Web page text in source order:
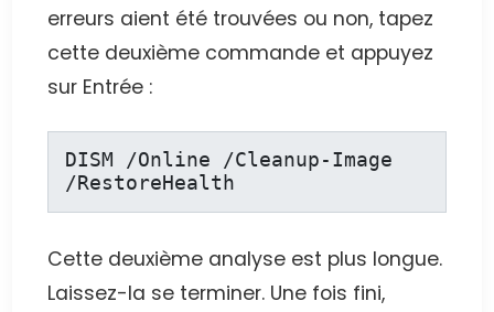
erreurs aient été trouvées ou non, tapez
cette deuxième commande et appuyez
sur Entrée :
DISM /Online /Cleanup-Image
/RestoreHealth
Cette deuxième analyse est plus longue.
Laissez-la se terminer. Une fois fini,